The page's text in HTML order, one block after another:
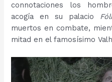
connotaciones los
acogía en su palacio
muertos en combate,
mitad en el famosísimo